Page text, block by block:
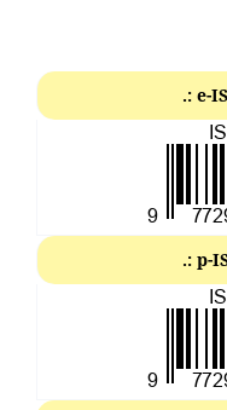
.: e-
.: p-